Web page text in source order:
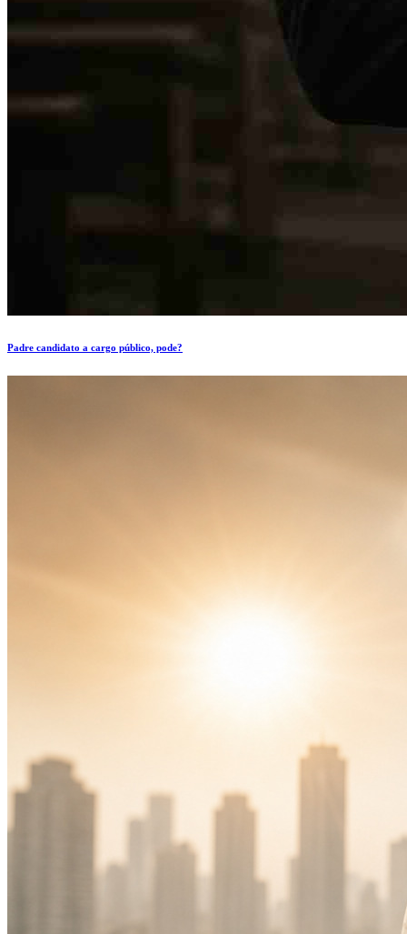
Padre candidato a cargo público, pode?